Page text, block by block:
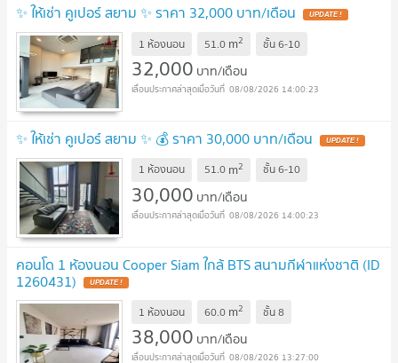
✨ ให้เช่า คูเปอร์ สยาม ✨ ราคา 32,000 บาท/เดือน
1 ห้องนอน 51.0 m2 ชั้น6-10
32,000 บาท/เดือน
08/08/2026 14:00:23
✨ ให้เช่า คูเปอร์ สยาม ✨ 💰 ราคา 30,000 บาท/เดือน
1 ห้องนอน 51.0 m2 ชั้น6-10
30,000 บาท/เดือน
08/08/2026 14:00:23
คอนโด 1 ห้องนอน Cooper Siam ใกล้ BTS สนามกีฬาแห่งชาติ (ID
1260431)
1 ห้องนอน 60.0 m2 ชั้น8
38,000 บาท/เดือน
08/08/2026 13:27:00